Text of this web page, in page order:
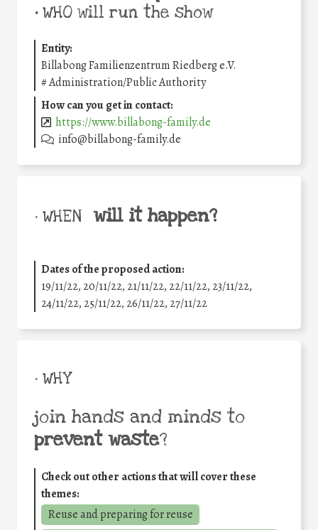
•WHO will run the show
Entity:
Billabong Familienzentrum Riedberg e.V.
#Administration/Public Authority
How can you get in contact:
https://www.billabong-family.de
info@billabong-family.de
• WHEN will it happen?
Dates of the proposed action:
19/11/22, 20/11/22, 21/11/22, 22/11/22, 23/11/22,
24/11/22, 25/11/22, 26/11/22, 27/11/22
• WHY
join hands and minds to
prevent waste?
Check out other actions that will cover these
themes:
Reuse and preparing for reuse